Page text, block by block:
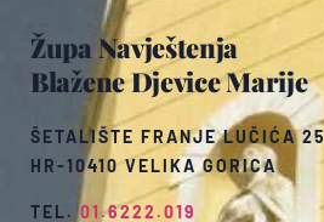
Župa Navještenja
Blažene Djevice Marije
ŠETALIŠTE FRANJE LUČIĆA 25
HR-10410 VELIKA GORICA
TEL.01.6222.019